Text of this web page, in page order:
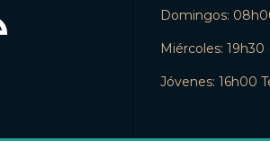
Domingos:
Miércoles: 19h30
Jóvenes: 16h00